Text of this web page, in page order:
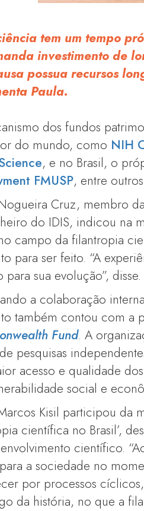
tem um tempo
investimento de
possua recursos
Paula.
dos fundos
do mundo, como NIH
, e no Brasil, o
FMUSP, entre
Cruz, membro
do IDIS, indicou na
campo da filantropia
para ser feito. “A
para sua evolução”, disse.
a colaboração
também contou com a
Fund. A
pesquisas
acesso e qualidade
social e
Kisil participou da
científica no Brasil’,
científico.
a sociedade no
por processos
da história, no que a